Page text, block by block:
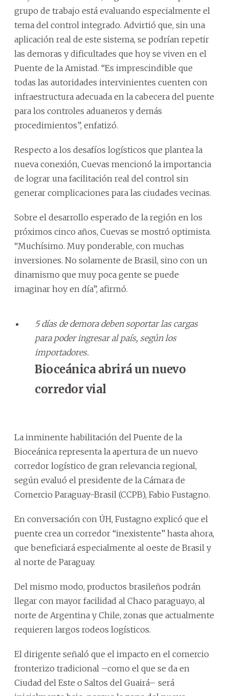
grupo de trabajo está evaluando especialmente el
tema del control integrado. Advirtió que, sin una
aplicación real de este sistema, se podrían repetir
las demoras y dificultades que hoy se viven en el
Puente de la Amistad. “Es imprescindible que
todas las autoridades intervinientes cuenten con
infraestructura adecuada en la cabecera del puente
para los controles aduaneros y demás
procedimientos”, enfatizó.
Respecto a los desafíos logísticos que plantea la
nueva conexión, Cuevas mencionó la importancia
de lograr una facilitación real del control sin
generar complicaciones para las ciudades vecinas.
Sobre el desarrollo esperado de la región en los
próximos cinco años, Cuevas se mostró optimista.
“Muchísimo. Muy ponderable, con muchas
inversiones. No solamente de Brasil, sino con un
dinamismo que muy poca gente se puede
imaginar hoy en día”, afirmó.
5 días de demora deben soportar las cargas
para poder ingresar al país, según los
importadores.
Bioceánica abrirá un nuevo
corredor vial
La inminente habilitación del Puente de la
Bioceánica representa la apertura de un nuevo
corredor logístico de gran relevancia regional,
según evaluó el presidente de la Cámara de
Comercio Paraguay-Brasil (CCPB), Fabio Fustagno.
En conversación con ÚH, Fustagno explicó que el
puente crea un corredor “inexistente” hasta ahora,
que beneficiará especialmente al oeste de Brasil y
al norte de Paraguay.
Del mismo modo, productos brasileños podrán
llegar con mayor facilidad al Chaco paraguayo, al
norte de Argentina y Chile, zonas que actualmente
requieren largos rodeos logísticos.
El dirigente señaló que el impacto en el comercio
fronterizo tradicional –como el que se da en
Ciudad del Este o Saltos del Guairá– será